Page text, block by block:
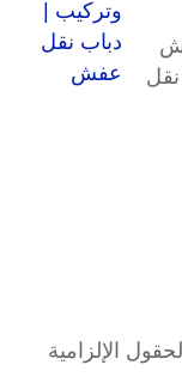
الإلزامية